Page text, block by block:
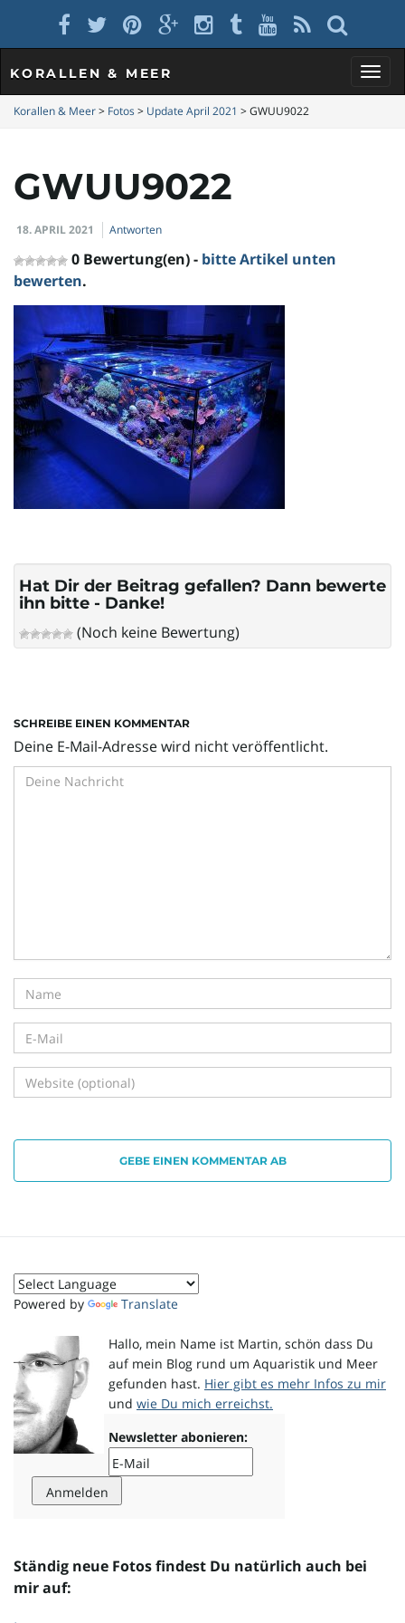
e
a
t
i
KORALLEN & MEER
Korallen & Meer> Fotos > Update April 2021 >GWUU9022
GWUU9022
18. APRIL 2021 Antworten
0 Bewertung(en) - bitte Artikel unten
bewerten.
Hat Dir der Beitrag gefallen? Dann bewerte
ihn bitte - Danke!
(Noch keine Bewertung)
SCHREIBE EINEN KOMMENTAR
Deine E-Mail-Adresse wird nicht veröffentlicht.
GEBE EINEN KOMMENTAR AB
Powered by Translate
Hallo, mein Name ist Martin, schön dass Du
auf mein Blog rund um Aquaristik und Meer
gefunden hast. Hier gibt es mehr Infos zu mir
und wie Du mich erreichst.
Newsletter abonieren:
Ständig neue Fotos findest Du natürlich auch bei
mir auf: